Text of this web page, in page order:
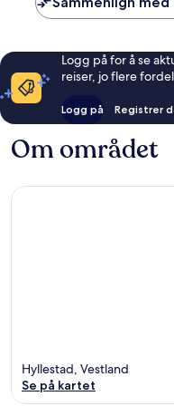
Logg på for å se
reiser, jo flere
Logg på Registrer
Om området
Hyllestad, Vestland
Se på kartet